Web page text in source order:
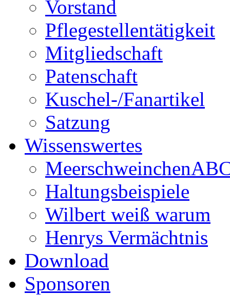
Vorstand
Pflegestellentätigkeit
Mitgliedschaft
Patenschaft
Kuschel-/Fanartikel
Satzung
Wissenswertes
Haltungsbeispiele
Wilbert weiß warum
Henrys Vermächtnis
Download
Sponsoren